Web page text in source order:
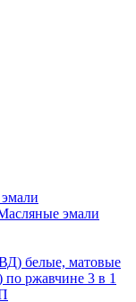
эмали
белые, матовые
ржавчине 3 в 1